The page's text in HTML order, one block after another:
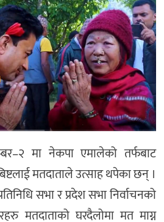
मा नेकपा एमालेको तर्फबाट
मतदाताले उत्साह थपेका छन् ।
सभा र प्रदेश सभा निर्वाचनको
मतदाताको घरदैलोमा मत माग्न